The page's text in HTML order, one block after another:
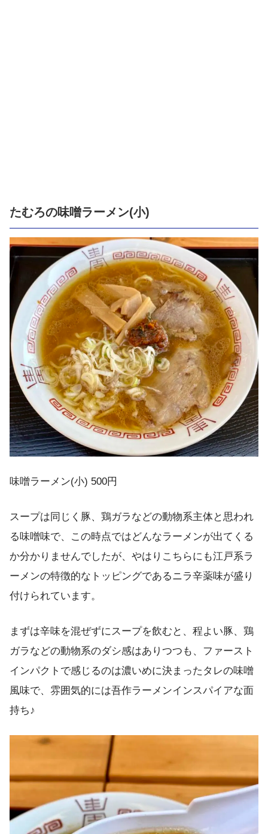
たむろの味噌ラーメン(小)
味噌ラーメン(小) 500円
スープは同じく豚、鶏ガラなどの動物系主体と思われ
る味噌味で、この時点ではどんなラーメンが出てくる
か分かりませんでしたが、やはりこちらにも江戸系ラ
ーメンの特徴的なトッピングであるニラ辛薬味が盛り
付けられています。
まずは辛味を混ぜずにスープを飲むと、程よい豚、鶏
ガラなどの動物系のダシ感はありつつも、ファースト
インパクトで感じるのは濃いめに決まったタレの味噌
風味で、雰囲気的には吾作ラーメンインスパイアな面
持ち♪